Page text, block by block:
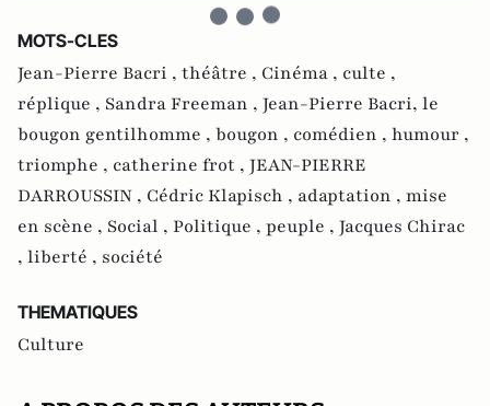
MOTS-CLES
Jean-Pierre Bacri , théâtre , Cinéma , culte ,
réplique , Sandra Freeman , Jean-Pierre Bacri, le
bougon gentilhomme , bougon , comédien , humour ,
triomphe , catherine frot , JEAN-PIERRE
DARROUSSIN , Cédric Klapisch , adaptation , mise
en scène , Social , Politique , peuple , Jacques Chirac
, liberté , société
THEMATIQUES
Culture